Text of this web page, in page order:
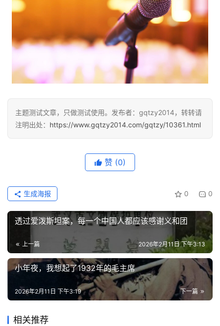
文
类
专
页
主题测试文章，只做测试使用。发布者：gqtzy2014，转转请
注明出处： https://www.gqtzy2014.com/gqtzy/10361.html
赞 (0)
0 0
生成海报
透过爱泼斯坦案，每一个中国人都应该感谢义和团
上一篇 2026年2月11日 下午3:13
小年夜，我想起了1932年的毛主席
下一篇
2026年2月11日 下午3:19
相关推荐